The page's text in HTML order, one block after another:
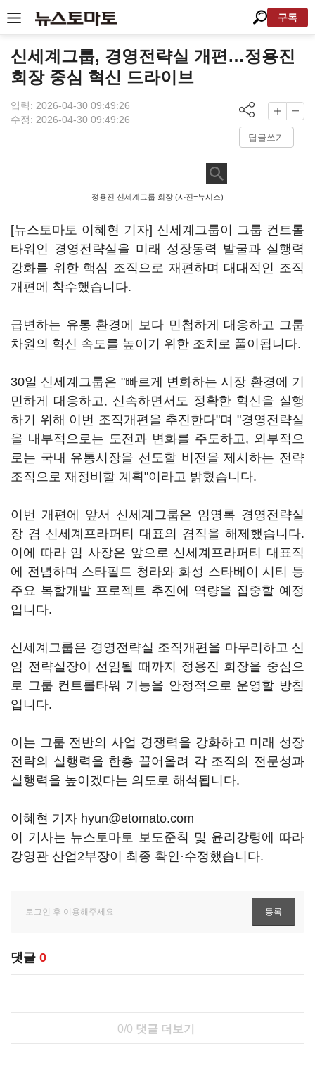
구독
신세계그룹, 경영전략실 개편…정용진
회장 중심 혁신 드라이브
입력: 2026-04-30 09:49:26
수정: 2026-04-30 09:49:26
답글쓰기
정용진 신세계그룹 회장 (사진=뉴시스)
[뉴스토마토 이혜현 기자] 신세계그룹이 그룹 컨트롤
타워인 경영전략실을 미래 성장동력 발굴과 실행력
강화를 위한 핵심 조직으로 재편하며 대대적인 조직
개편에 착수했습니다.
급변하는 유통 환경에 보다 민첩하게 대응하고 그룹
차원의 혁신 속도를 높이기 위한 조치로 풀이됩니다.
30일 신세계그룹은 "빠르게 변화하는 시장 환경에 기
민하게 대응하고, 신속하면서도 정확한 혁신을 실행
하기 위해 이번 조직개편을 추진한다"며 "경영전략실
을 내부적으로는 도전과 변화를 주도하고, 외부적으
로는 국내 유통시장을 선도할 비전을 제시하는 전략
조직으로 재정비할 계획"이라고 밝혔습니다.
이번 개편에 앞서 신세계그룹은 임영록 경영전략실
장 겸 신세계프라퍼티 대표의 겸직을 해제했습니다.
이에 따라 임 사장은 앞으로 신세계프라퍼티 대표직
에 전념하며 스타필드 청라와 화성 스타베이 시티 등
주요 복합개발 프로젝트 추진에 역량을 집중할 예정
입니다.
신세계그룹은 경영전략실 조직개편을 마무리하고 신
임 전략실장이 선임될 때까지 정용진 회장을 중심으
로 그룹 컨트롤타워 기능을 안정적으로 운영할 방침
입니다.
이는 그룹 전반의 사업 경쟁력을 강화하고 미래 성장
전략의 실행력을 한층 끌어올려 각 조직의 전문성과
실행력을 높이겠다는 의도로 해석됩니다.
이혜현 기자 hyun@etomato.com
이 기사는 뉴스토마토 보도준칙 및 윤리강령에 따라
강영관 산업2부장이 최종 확인·수정했습니다.
댓글 0
0/0 댓글 더보기